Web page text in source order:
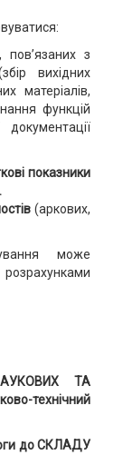
з
вихідних
матеріалів,
функцій
показники
(аркових,
може
ТА
технічний
до СКЛАДУ